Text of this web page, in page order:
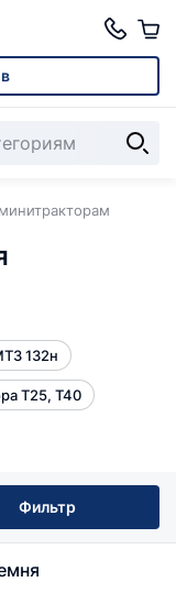
132н
Т25, Т40
Фильтр